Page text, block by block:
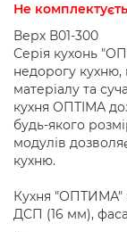
Не
Верх В01-300
Серія кухонь
недорогу кухню,
матеріалу та
кухня ОПТІМА
будь-якого
модулів
кухню.
Кухня "ОПТИМА"
ДСП (16 мм),